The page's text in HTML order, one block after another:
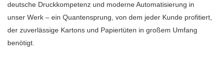
deutsche Druckkompetenz und moderne Automatisierung in
unser Werk – ein Quantensprung, von dem jeder Kunde profitiert,
der zuverlässige Kartons und Papiertüten in großem Umfang
benötigt.